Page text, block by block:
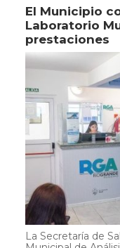
El Municipio
Laboratorio
prestaciones
La Secretaría de